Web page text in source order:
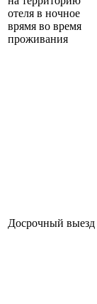
отеля в ночное
врямя во время
проживания
Досрочный выезд